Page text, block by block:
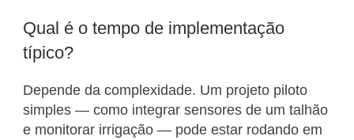
Qual é o tempo de implementação
típico?
Depende da complexidade. Um projeto piloto
simples — como integrar sensores de um talhão
e monitorar irrigação — pode estar rodando em